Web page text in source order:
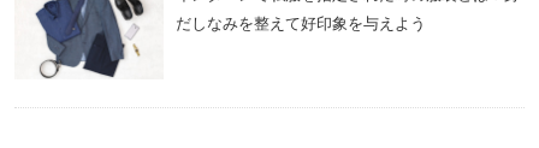
だしなみを整えて好印象を与えよう